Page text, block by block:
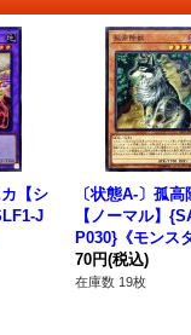
【シ
J
〔状態A-〕孤高
【ノーマル】
P030}《モンス
70円(税込)
在庫数 19枚